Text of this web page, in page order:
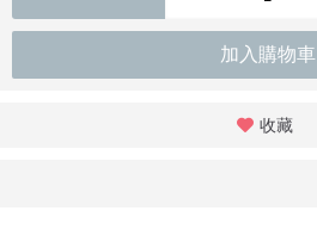
加入購物車
收藏